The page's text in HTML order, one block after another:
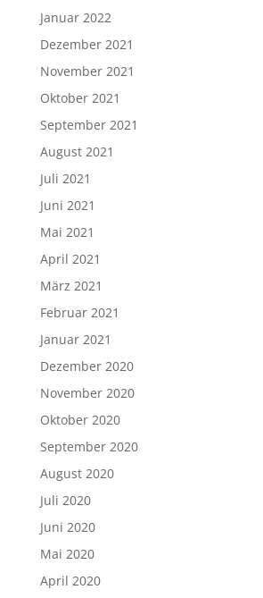
Januar 2022
Dezember 2021
November 2021
Oktober 2021
September 2021
August 2021
Juli 2021
Juni 2021
Mai 2021
April 2021
März 2021
Februar 2021
Januar 2021
Dezember 2020
November 2020
Oktober 2020
September 2020
August 2020
Juli 2020
Juni 2020
Mai 2020
April 2020